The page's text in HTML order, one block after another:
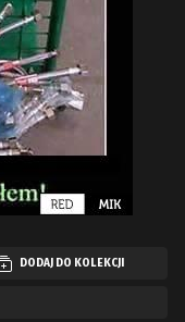
DODAJ DO KOLEKCJI